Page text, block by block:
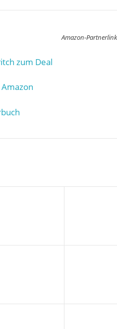
Amazon-
zum Deal